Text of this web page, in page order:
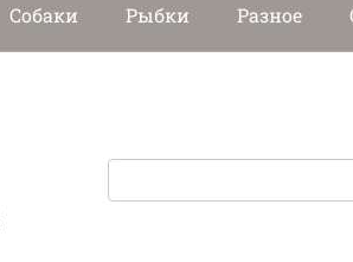
Собаки Рыбки Разное